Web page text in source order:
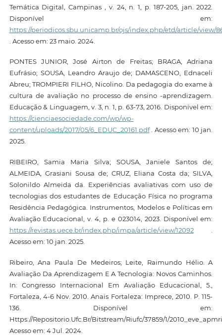
Temática Digital, Campinas , v. 24, n. 1, p. 187-205, jan. 2022.
Disponível em:
https://periodicos.sbu.unicamp.br/ojs/index.php/etd/article/view/
. Acesso em: 23 maio. 2024.
PONTES JUNIOR, José Airton de Freitas; BRAGA, Adriana
Eufrásio; SOUSA, Leandro Araujo de; DAMASCENO, Ednaceli
Abreu; TROMPIERI FILHO, Nicolino. Da pedagogia do exame à
cultura de avaliação no processo de ensino -aprendizagem.
Educação & Linguagem, v. 3, n. 1, p. 63-73, 2016. Disponível em:
https://cienciaesociedade.com/wp/wp-
content/uploads/2017/05/6_EDUC_20161.pdf. Acesso em: 10 jan.
2025.
RIBEIRO, Samia Maria Silva; SOUSA, Janiele Santos de;
ALMEIDA, Grasiani Sousa de; CRUZ, Eliana Costa da; SILVA,
Solonildo Almeida da. Experiências avaliativas com uso de
tecnologias dos estudantes de Educação Física no programa
Residência Pedagógica. Instrumentos, Modelos e Políticas em
Avaliação Educacional, v. 4, p. e 023014, 2023. Disponível em:
https://revistas.uece.br/index.php/impa/article/view/12092.
Acesso em: 10 jan. 2025.
Ribeiro, Ana Paula De Medeiros; Leite, Raimundo Hélio. A
Avaliação Da Aprendizagem E A Tecnologia: Novos Caminhos.
In: Congresso Internacional Em Avaliação Educacional, 5.,
Fortaleza, 4-6 Nov. 2010. Anais Fortaleza: Imprece, 2010. P. 115-
136. Disponível em:
Https://Repositorio.Ufc.Br/Bitstream/Riufc/37859/1/
Acesso em: 4 Jul. 2024.